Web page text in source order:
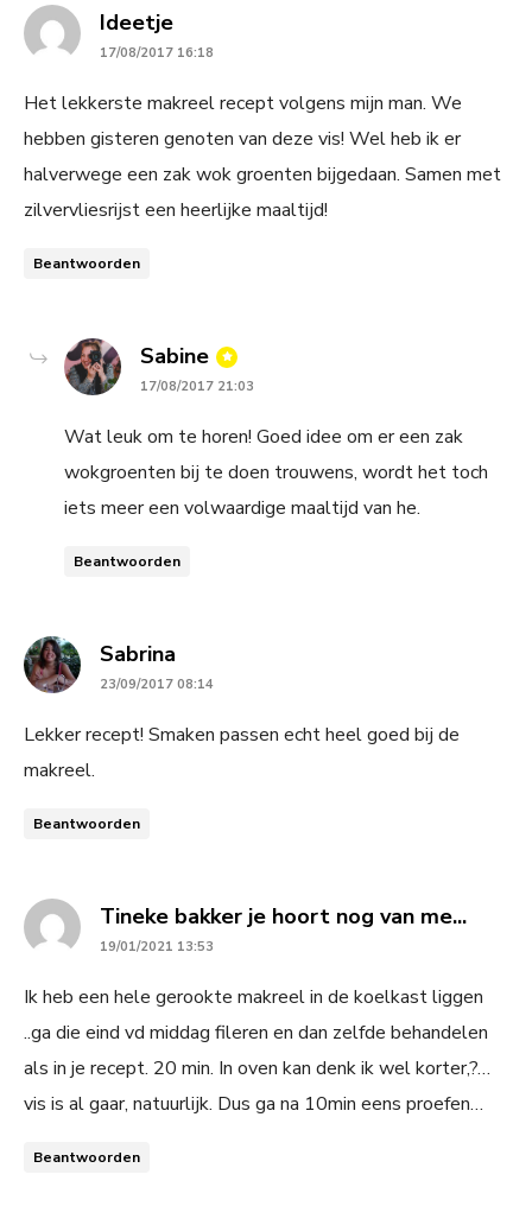
Ideetjesays:
17/08/2017 16:18
Het lekkerste makreel recept volgens mijn man. We
hebben gisteren genoten van deze vis! Wel heb ik er
halverwege een zak wok groenten bijgedaan. Samen met
zilvervliesrijst een heerlijke maaltijd!
Beantwoorden
Sabine says:
17/08/2017 21:03
Wat leuk om te horen! Goed idee om er een zak
wokgroenten bij te doen trouwens, wordt het toch
iets meer een volwaardige maaltijd van he.
Beantwoorden
Sabrina
23/09/2017 08:14
Lekker recept! Smaken passen echt heel goed bij de
makreel.
Beantwoorden
Tineke bakker je hoort nog van me...says:
19/01/2021 13:53
Ik heb een hele gerookte makreel in de koelkast liggen
..ga die eind vd middag fileren en dan zelfde behandelen
als in je recept. 20 min. In oven kan denk ik wel korter,?…
vis is al gaar, natuurlijk. Dus ga na 10min eens proefen…
Beantwoorden